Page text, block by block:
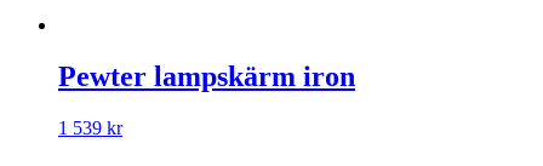
Pewter lampskärm iron
1 539 kr